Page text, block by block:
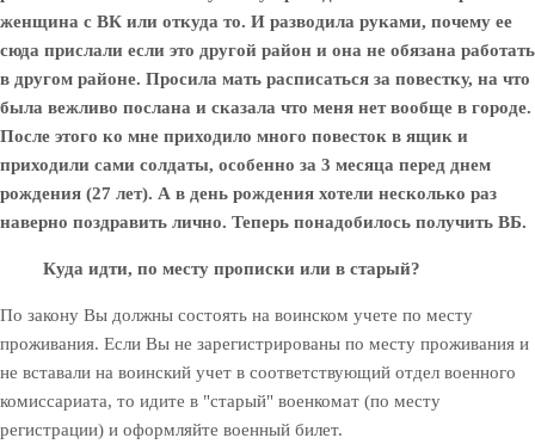
женщина с ВК или откуда то. И разводила руками, почему ее
сюда прислали если это другой район и она не обязана работать
в другом районе. Просила мать расписаться за повестку, на что
была вежливо послана и сказала что меня нет вообще в городе.
После этого ко мне приходило много повесток в ящик и
приходили сами солдаты, особенно за 3 месяца перед днем
рождения (27 лет). А в день рождения хотели несколько раз
наверно поздравить лично. Теперь понадобилось получить ВБ.
Куда идти, по месту прописки или в старый?
По закону Вы должны состоять на воинском учете по месту
проживания. Если Вы не зарегистрированы по месту проживания и
не вставали на воинский учет в соответствующий отдел военного
комиссариата, то идите в "старый" военкомат (по месту
регистрации) и оформляйте военный билет.